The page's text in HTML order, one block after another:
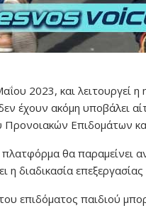
2023, και λειτουργεί
έχουν ακόμη υποβάλει
Επιδομάτων
θα παραμείνει
η διαδικασία
επιδόματος παιδιού